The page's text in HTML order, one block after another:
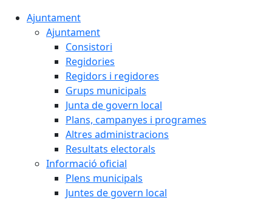
Ajuntament
Ajuntament
Consistori
Regidories
Regidors i regidores
Grups municipals
Junta de govern local
Plans, campanyes i programes
Altres administracions
Resultats electorals
Informació oficial
Plens municipals
Juntes de govern local